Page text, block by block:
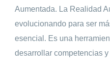
Aumentada. La Realidad
evolucionando para ser
esencial. Es una
desarrollar competencias